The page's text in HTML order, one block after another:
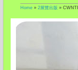
Home » 2展覽出版 »